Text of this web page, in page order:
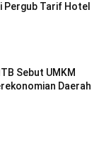
Pergub Tarif Hotel
Sebut UMKM
Daerah